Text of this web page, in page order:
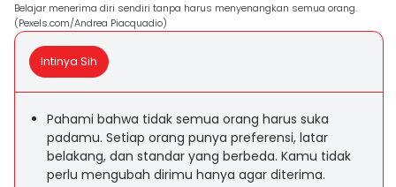
Belajar menerima diri sendiri tanpa harus menyenangkan semua orang.
(Pexels.com/Andrea Piacquadio)
Intinya Sih
Pahami bahwa tidak semua orang harus suka
padamu. Setiap orang punya preferensi, latar
belakang, dan standar yang berbeda. Kamu tidak
perlu mengubah dirimu hanya agar diterima.